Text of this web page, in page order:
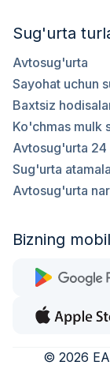
Sug'urta
Avtosug'urta
Sayohat uchun
Baxtsiz
Ko'chmas mulk
Avtosug'urta 24
Sug'urta
Avtosug'urta
Bizning
© 2026